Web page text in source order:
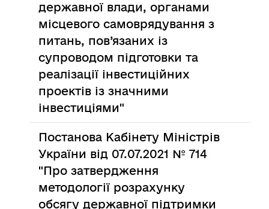
державної влади, органами
місцевого самоврядування з
питань, пов’язаних із
супроводом підготовки та
реалізації інвестиційних
проектів із значними
інвестиціями"
Постанова Кабінету Міністрів
України від 07.07.2021 № 714
"Про затвердження
методології розрахунку
обсягу державної підтримки